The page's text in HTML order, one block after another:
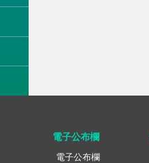
電子公布欄
電子公布欄